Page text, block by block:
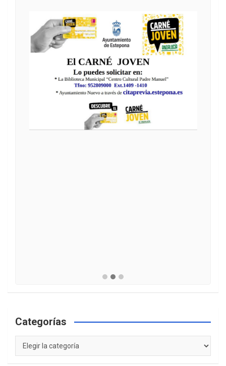
Categorías
Categorías